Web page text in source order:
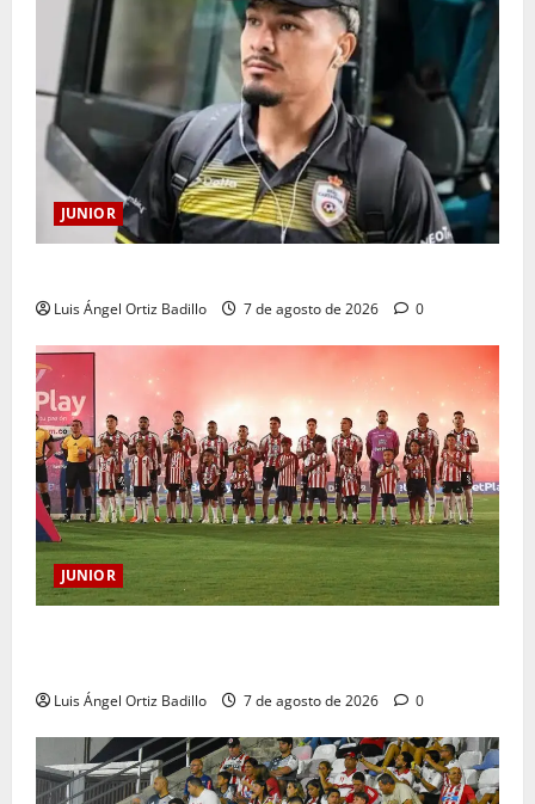
JUNIOR
Luis Ángel Ortiz Badillo 7 de agosto de 2026 0
JUNIOR
Luis Ángel Ortiz Badillo 7 de agosto de 2026 0